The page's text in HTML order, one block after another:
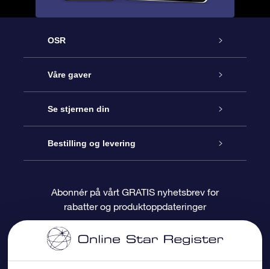
OSR
Kundeservice
Kontakt oss
Bloggen
Anmeldelser
Våre gaver
Online Stjernegave
OSR Gavepakke
OSR-gavekortet
Bedriftsgaver
Se stjernen din
Star Register
Pesontilpasset stjerneside
One Million Stars
Bestilling og levering
Betalingsinformasjon
Fraktinformasjon
Abonnér på vårt GRATIS nyhetsbrev for
rabatter og produktoppdateringer